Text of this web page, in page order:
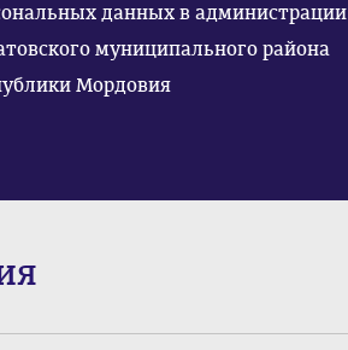
данных в администрации
муниципального района
Мордовия